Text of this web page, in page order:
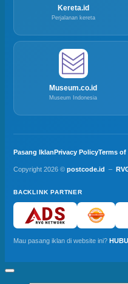
Kereta.id
Perjalanan kereta
Museum.co.id
Museum Indonesia
Pasang IklanPrivacy PolicyTerms of
Copyright 2026 © postcode.id –
BACKLINK PARTNER
Mau pasang iklan di website ini?